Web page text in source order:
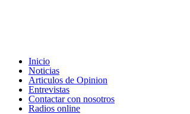
Inicio
Noticias
Articulos de Opinion
Entrevistas
Contactar con nosotros
Radios online